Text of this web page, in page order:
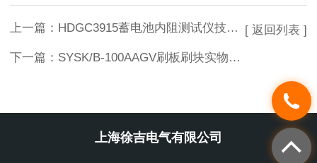
上一篇： HDGC3915蓄电池内阻测试仪技术文章
下一篇： SYSK/B-100AAGV刷板刷块实物及图纸
[ 返回列表 ]
上海徐吉电气有限公司